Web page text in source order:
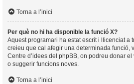
Torna a l’inici
Per què no hi ha disponible la funció X?
Aquest programari ha estat escrit i llicenciat a
creieu que cal afegir una determinada funció,
Centre d’idees del phpBB , on podreu donar
o suggerir funcions noves.
Torna a l’inici